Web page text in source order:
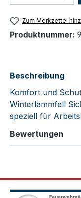
Zum Merkzettel
Produktnummer:
Beschreibung
Komfort und
Winterlammfell
speziell für
Bewertungen